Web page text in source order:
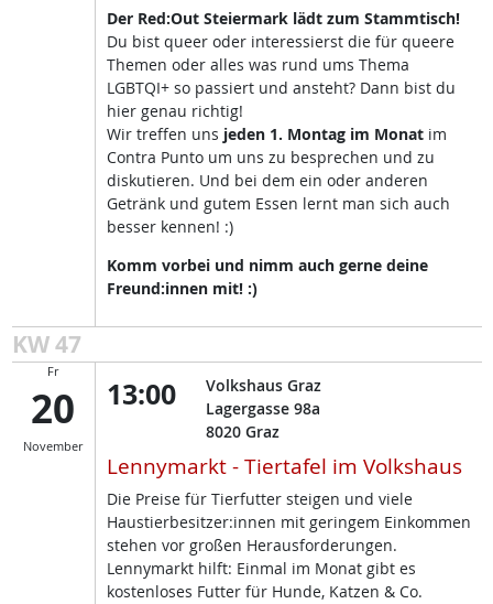
Der Red:Out Steiermark lädt zum Stammtisch!
Du bist queer oder interessierst die für queere
Themen oder alles was rund ums Thema
LGBTQI+ so passiert und ansteht? Dann bist du
hier genau richtig!
Wir treffen uns jeden 1. Montag im Monatim
Contra Punto um uns zu besprechen und zu
diskutieren. Und bei dem ein oder anderen
Getränk und gutem Essen lernt man sich auch
besser kennen! :)
Komm vorbei und nimm auch gerne deine
Freund:innen mit! :)
KW 47
Fr
20
November
13:00
Volkshaus Graz
Lagergasse 98a
8020 Graz
Lennymarkt - Tiertafel im Volkshaus
Die Preise für Tierfutter steigen und viele
Haustierbesitzer:innen mit geringem Einkommen
stehen vor großen Herausforderungen.
Lennymarkt hilft: Einmal im Monat gibt es
kostenloses Futter für Hunde, Katzen & Co.